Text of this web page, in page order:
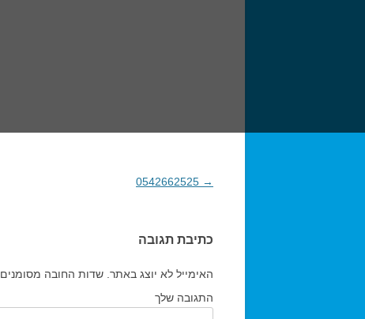
ניווט בפוסטים
→
כתיבת תגובה
האימייל לא יוצג באתר. שדות החובה מסומנים
התגובה שלך